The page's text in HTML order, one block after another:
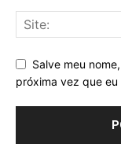
Salve meu
próxima vez que eu